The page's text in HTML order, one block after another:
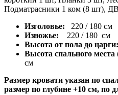
Подматрасники 1 ком (8 шт),
Изголовье:
220 / 180 см
Изножье: 220 / 180 см
Высота от пола до царги:
Высота спального места
см
Размер кровати указан по
размер по глубине +10 см, по